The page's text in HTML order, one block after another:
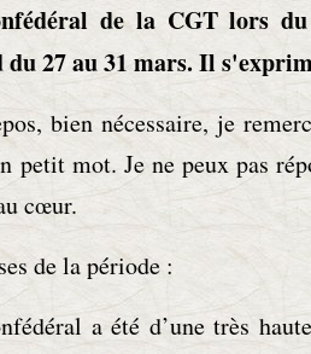
de la CGT lors
27 au 31 mars. Il
bien nécessaire, je
petit mot. Je ne peux pas
cœur.
de la période :
a été d’une très